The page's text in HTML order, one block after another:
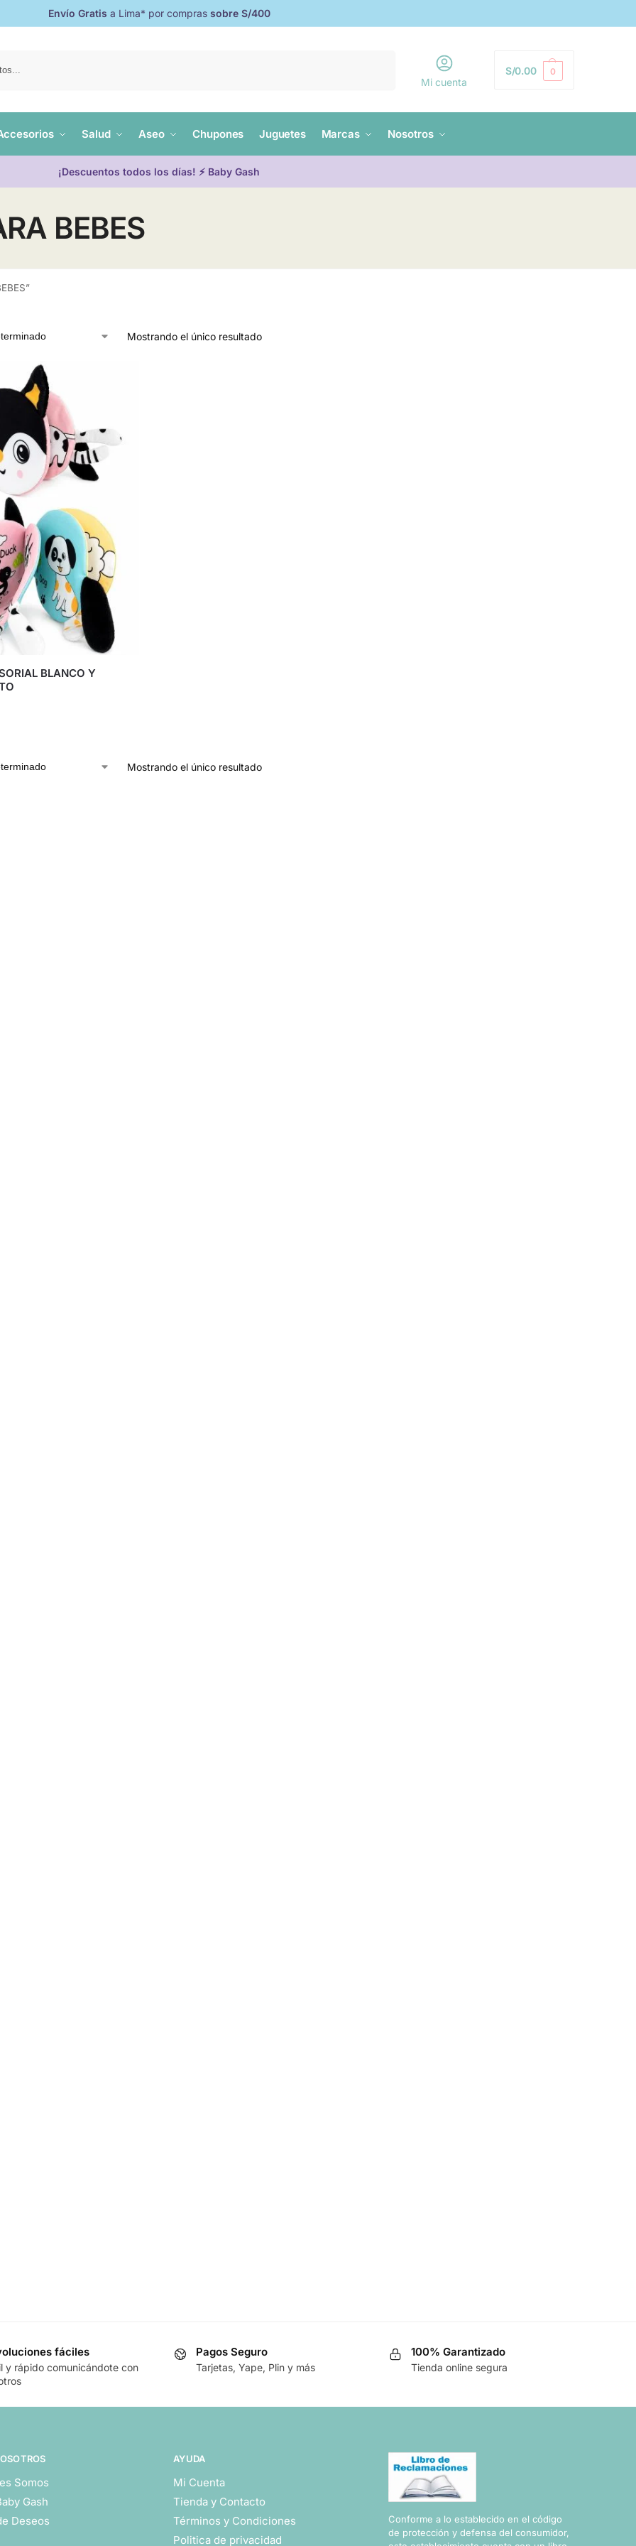
Envío Gratis a Lima* por compras sobre S/400
Mi cuenta
S/0.00 0
Salud Aseo Chupones Juguetes Marcas Nosotros
¡Descuentos todos los días! ⚡ Baby Gash
BEBES
Mostrando el único resultado
BLANCO Y
Mostrando el único resultado
fáciles
y rápido comunicándote con
Pagos Seguro
Tarjetas, Yape, Plin y más
100% Garantizado
Tienda online segura
Somos
Gash
Deseos
AYUDA
Mi Cuenta
Tienda y Contacto
Términos y Condiciones
Politica de privacidad
Conforme a lo establecido en el código
de protección y defensa del consumidor,